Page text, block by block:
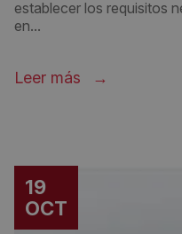
establecer los requisitos
en...
Leer más
19
OCT